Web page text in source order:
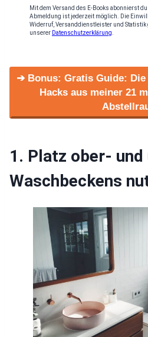
Mit dem Versand des E-Books abonnierst
Abmeldung ist jederzeit möglich. Die
Widerruf, Versanddienstleister und Statistik
unserer Datenschutzerklärung
➔ Bonus: Gratis Guide: Die
Hacks aus meiner 21
1. Platz ober-
Waschbeckens